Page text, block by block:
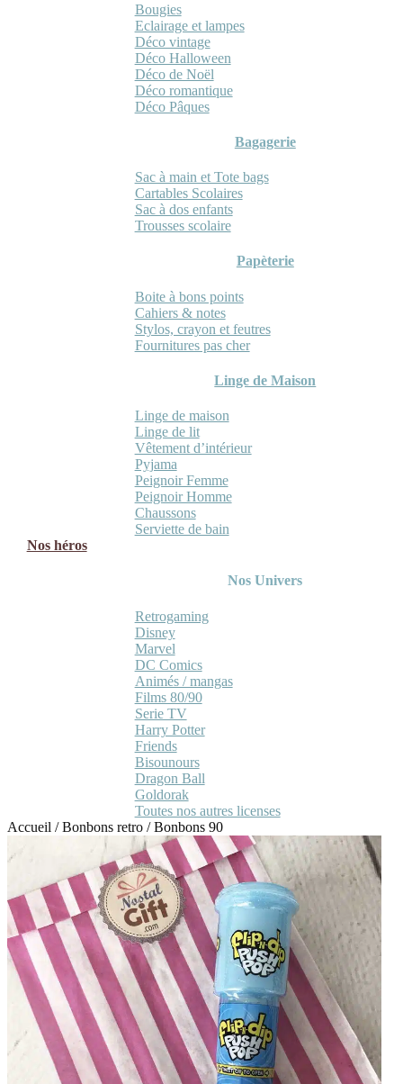
Bougies
Eclairage et lampes
Déco vintage
Déco Halloween
Déco de Noël
Déco romantique
Déco Pâques
Bagagerie
Sac à main et Tote bags
Cartables Scolaires
Sac à dos enfants
Trousses scolaire
Papèterie
Boite à bons points
Cahiers & notes
Stylos, crayon et feutres
Fournitures pas cher
Linge de Maison
Linge de maison
Linge de lit
Vêtement d’intérieur
Pyjama
Peignoir Femme
Peignoir Homme
Chaussons
Serviette de bain
Nos héros
Nos Univers
Retrogaming
Disney
Marvel
DC Comics
Animés / mangas
Films 80/90
Serie TV
Harry Potter
Friends
Bisounours
Dragon Ball
Goldorak
Toutes nos autres licenses
Accueil /Bonbons retro /Bonbons 90